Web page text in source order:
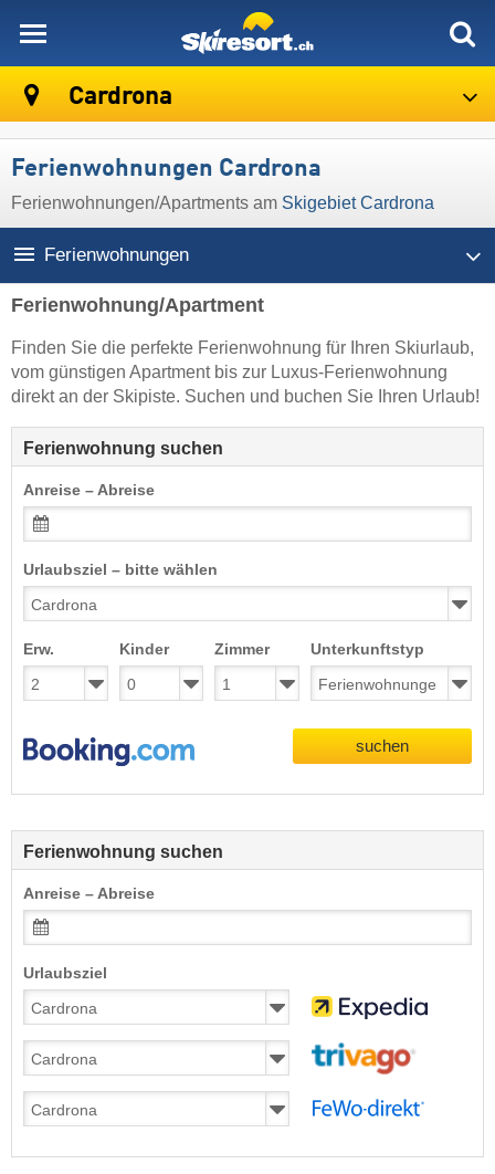
Cardrona
Ferienwohnungen Cardrona
Ferienwohnungen/Apartments am Skigebiet Cardrona
Ferienwohnungen
Ferienwohnung/Apartment
Finden Sie die perfekte Ferienwohnung für Ihren Skiurlaub,
vom günstigen Apartment bis zur Luxus-Ferienwohnung
direkt an der Skipiste. Suchen und buchen Sie Ihren Urlaub!
Ferienwohnung suchen
Anreise – Abreise
Urlaubsziel – bitte wählen
Erw. Kinder Zimmer Unterkunftstyp
suchen
Ferienwohnung suchen
Anreise – Abreise
Urlaubsziel